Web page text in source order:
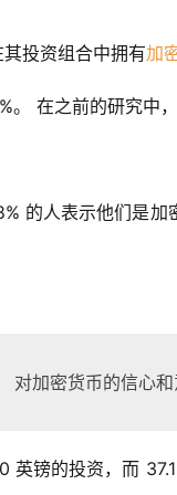
投资组合中拥有加
在之前的研究中
的人表示他们是
加密货币的信心和
英镑的投资，而